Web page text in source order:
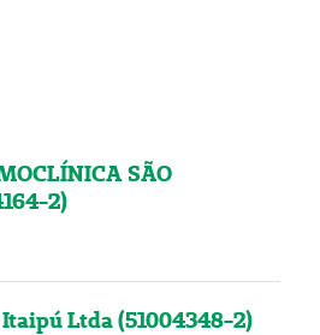
SÃO
2)
Ltda (51004348-2)